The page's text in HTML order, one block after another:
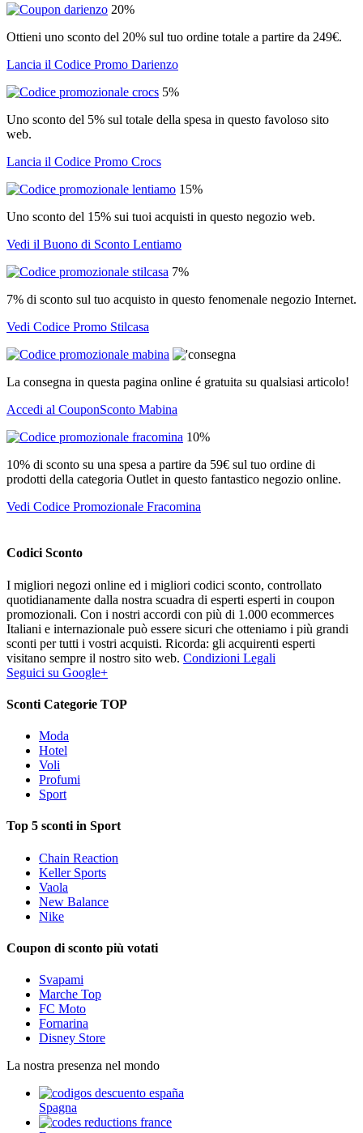
20%
Ottieni uno sconto del 20% sul tuo ordine totale a partire da 249€.
Lancia il Codice Promo Darienzo
5%
Uno sconto del 5% sul totale della spesa in questo favoloso sito
web.
Lancia il Codice Promo Crocs
15%
Uno sconto del 15% sui tuoi acquisti in questo negozio web.
Vedi il Buono di Sconto Lentiamo
7%
7% di sconto sul tuo acquisto in questo fenomenale negozio Internet.
Vedi Codice Promo Stilcasa
La consegna in questa pagina online é gratuita su qualsiasi articolo!
Accedi al CouponSconto Mabina
10%
10% di sconto su una spesa a partire da 59€ sul tuo ordine di
prodotti della categoria Outlet in questo fantastico negozio online.
Vedi Codice Promozionale Fracomina
Codici Sconto
I migliori negozi online ed i migliori codici sconto, controllato
quotidianamente dalla nostra scuadra di esperti esperti in coupon
promozionali. Con i nostri accordi con più di 1.000 ecommerces
Italiani e internazionale può essere sicuri che otteniamo i più grandi
sconti per tutti i vostri acquisti. Ricorda: gli acquirenti esperti
visitano sempre il nostro sito web. Condizioni Legali
Seguici su Google+
Sconti Categorie TOP
Moda
Hotel
Voli
Profumi
Sport
Top 5 sconti in Sport
Chain Reaction
Keller Sports
Vaola
New Balance
Nike
Coupon di sconto più votati
Svapami
Marche Top
FC Moto
Fornarina
Disney Store
La nostra presenza nel mondo
Spagna